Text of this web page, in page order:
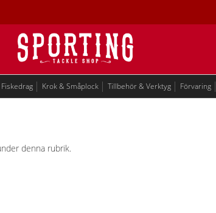
Fiskedrag Krok & Småplock Tillbehör & Verktyg Förvaring
denna rubrik.